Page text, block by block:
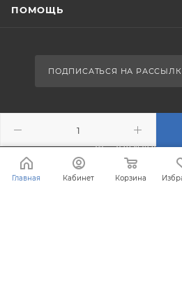
ПОМОЩЬ
ПОДПИСАТЬСЯ НА
Главная Кабинет Корзина